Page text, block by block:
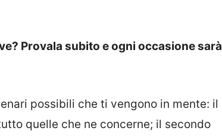
Provala subito e ogni occasione sarà
possibili che ti vengono in mente: il
quelle che ne concerne; il secondo